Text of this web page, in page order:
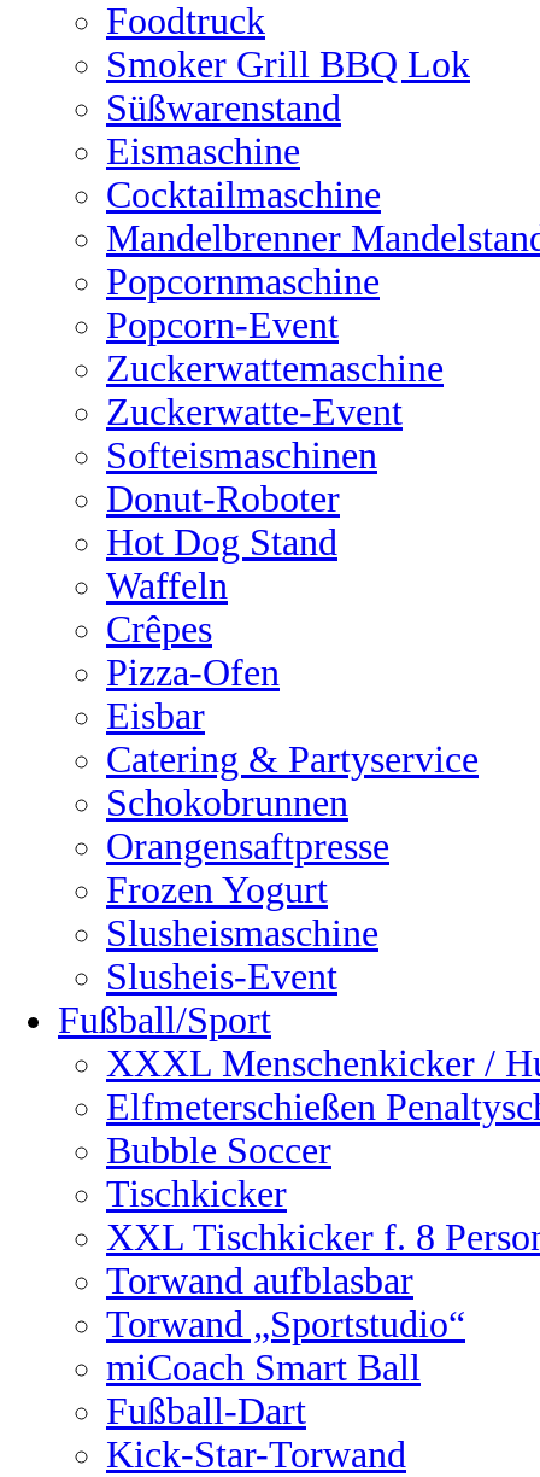
Foodtruck
Smoker Grill BBQ Lok
Süßwarenstand
Eismaschine
Cocktailmaschine
Mandelbrenner
Popcornmaschine
Popcorn-Event
Zuckerwattemaschine
Zuckerwatte-Event
Softeismaschinen
Donut-Roboter
Hot Dog Stand
Waffeln
Crêpes
Pizza-Ofen
Eisbar
Catering & Partyservice
Schokobrunnen
Orangensaftpresse
Frozen Yogurt
Slusheismaschine
Slusheis-Event
Fußball/Sport
XXXL Menschenkicker /
Elfmeterschießen
Bubble Soccer
Tischkicker
XXL Tischkicker f. 8
Torwand aufblasbar
Torwand „Sportstudio“
miCoach Smart Ball
Fußball-Dart
Kick-Star-Torwand